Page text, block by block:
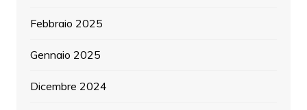
Febbraio 2025
Gennaio 2025
Dicembre 2024